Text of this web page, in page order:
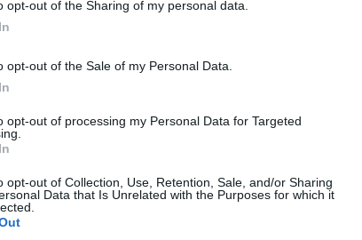
opt-out of the Sharing of my personal data.
opt-out of the Sale of my Personal Data.
opt-out of processing my Personal Data for Targeted
opt-out of Collection, Use, Retention, Sale, and/or Sharing
Data that Is Unrelated with the Purposes for which it
valamint az, hogy a választók
gazdasági kör. A Kiss Ernő utca kálváriáját
3 millió forint értékben.